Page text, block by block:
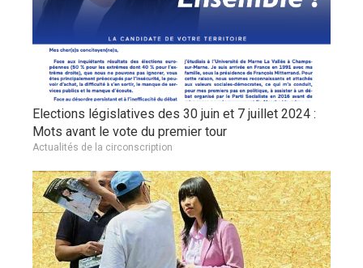
Elections législatives des 30 juin et 7 juillet 2024 :
Mots avant le vote du premier tour
Actualités de la circonscription